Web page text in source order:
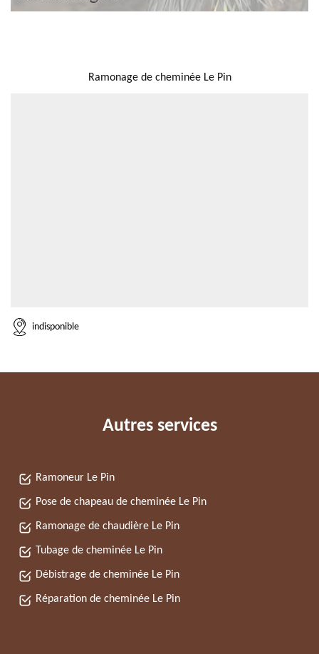
Ramonage de cheminée Le Pin
indisponible
Autres services
Ramoneur Le Pin
Pose de chapeau de cheminée Le Pin
Ramonage de chaudière Le Pin
Tubage de cheminée Le Pin
Débistrage de cheminée Le Pin
Réparation de cheminée Le Pin